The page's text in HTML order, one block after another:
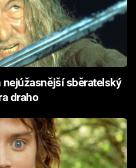
nejúžasnější sběratelský
draho